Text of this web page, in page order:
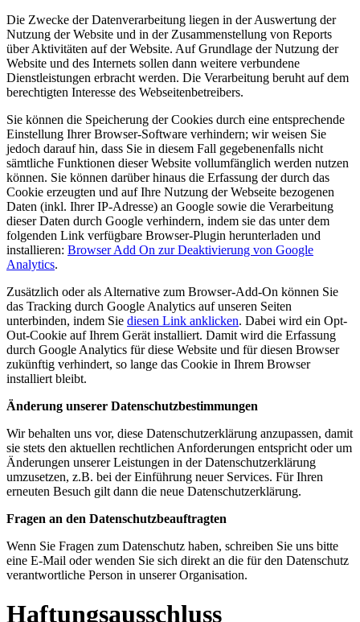
Die Zwecke der Datenverarbeitung liegen in der Auswertung der
Nutzung der Website und in der Zusammenstellung von Reports
über Aktivitäten auf der Website. Auf Grundlage der Nutzung der
Website und des Internets sollen dann weitere verbundene
Dienstleistungen erbracht werden. Die Verarbeitung beruht auf dem
berechtigten Interesse des Webseitenbetreibers.
Sie können die Speicherung der Cookies durch eine entsprechende
Einstellung Ihrer Browser-Software verhindern; wir weisen Sie
jedoch darauf hin, dass Sie in diesem Fall gegebenenfalls nicht
sämtliche Funktionen dieser Website vollumfänglich werden nutzen
können. Sie können darüber hinaus die Erfassung der durch das
Cookie erzeugten und auf Ihre Nutzung der Webseite bezogenen
Daten (inkl. Ihrer IP-Adresse) an Google sowie die Verarbeitung
dieser Daten durch Google verhindern, indem sie das unter dem
folgenden Link verfügbare Browser-Plugin herunterladen und
installieren: Browser Add On zur Deaktivierung von Google
Analytics.
Zusätzlich oder als Alternative zum Browser-Add-On können Sie
das Tracking durch Google Analytics auf unseren Seiten
unterbinden, indem Sie diesen Link anklicken. Dabei wird ein Opt-
Out-Cookie auf Ihrem Gerät installiert. Damit wird die Erfassung
durch Google Analytics für diese Website und für diesen Browser
zukünftig verhindert, so lange das Cookie in Ihrem Browser
installiert bleibt.
Änderung unserer Datenschutzbestimmungen
Wir behalten uns vor, diese Datenschutzerklärung anzupassen, damit
sie stets den aktuellen rechtlichen Anforderungen entspricht oder um
Änderungen unserer Leistungen in der Datenschutzerklärung
umzusetzen, z.B. bei der Einführung neuer Services. Für Ihren
erneuten Besuch gilt dann die neue Datenschutzerklärung.
Fragen an den Datenschutzbeauftragten
Wenn Sie Fragen zum Datenschutz haben, schreiben Sie uns bitte
eine E-Mail oder wenden Sie sich direkt an die für den Datenschutz
verantwortliche Person in unserer Organisation.
Haftungsausschluss